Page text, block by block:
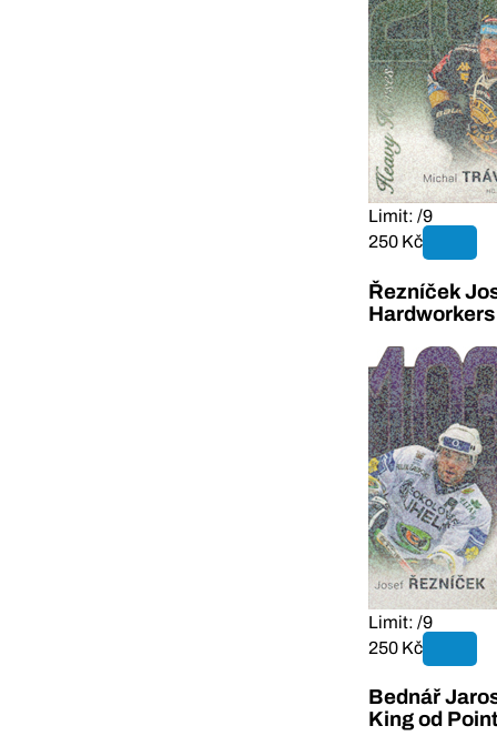
Limit: /9
250 Kč
Řezníček
Limit: /9
250 Kč
Bednář
King od